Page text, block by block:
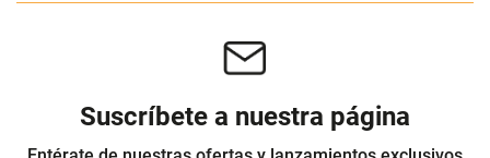
Suscríbete a nuestra página